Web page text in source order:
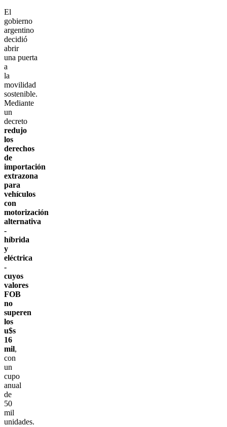
El
gobierno
argentino
decidió
abrir
una puerta
a
la
movilidad
sostenible.
Mediante
un
decreto
redujo
los
derechos
de
importación
extrazona
para
vehículos
con
motorización
alternativa
-
híbrida
y
eléctrica
-
cuyos
valores
FOB
no
superen
los
u$s
16
mil,
con
un
cupo
anual
de
50
mil
unidades.